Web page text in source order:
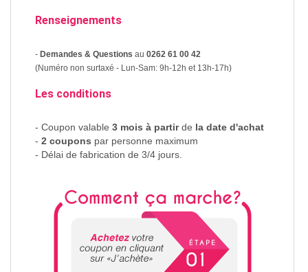
Renseignements
- Demandes & Questions au 0262 61 00 42
(Numéro non surtaxé - Lun-Sam: 9h-12h et 13h-17h)
Les conditions
- Coupon valable 3 mois à partirde la date d'achat
- 2 coupons par personne maximum
- Délai de fabrication de 3/4 jours.